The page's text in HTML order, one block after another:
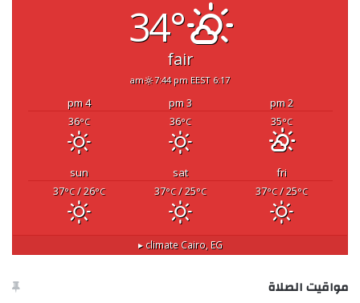
34°
fair
6:17 am
7:44 pm EEST
2 pm
3 pm
4 pm
35°C
36°C
36°C
fri
sat
sun
37°C/ 25°C
37°C/ 25°C
37°C/ 26°C
Cairo, EG
climate ▸
مواقيت الصلاة